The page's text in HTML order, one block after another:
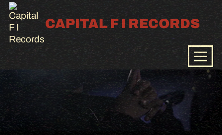
Skip
content
CAPITAL F I RECORDS